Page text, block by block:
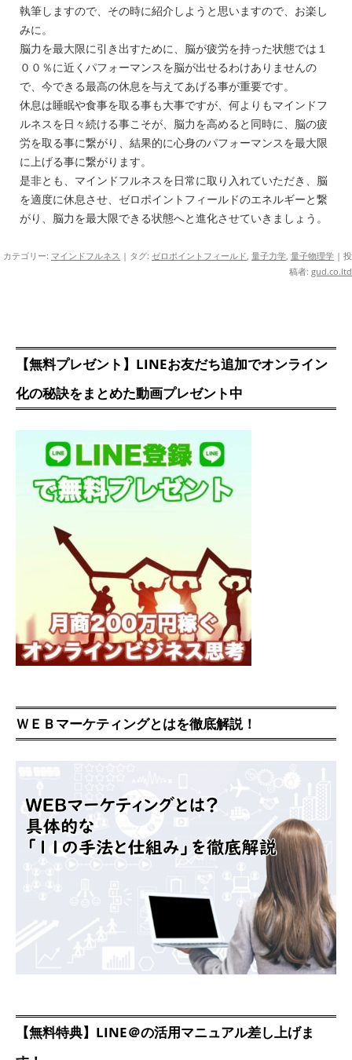
執筆しますので、その時に紹介しようと思いますので、お楽し
みに。
脳力を最大限に引き出すために、脳が疲労を持った状態では１
００％に近くパフォーマンスを脳が出せるわけありませんの
で、今できる最高の休息を与えてあげる事が重要です。
休息は睡眠や食事を取る事も大事ですが、何よりもマインドフ
ルネスを日々続ける事こそが、脳力を高めると同時に、脳の疲
労を取る事に繋がり、結果的に心身のパフォーマンスを最大限
に上げる事に繋がります。
是非とも、マインドフルネスを日常に取り入れていただき、脳
を適度に休息させ、ゼロポイントフィールドのエネルギーと繋
がり、脳力を最大限できる状態へと進化させていきましょう。
カテゴリー: マインドフルネス | タグ: ゼロポイントフィールド 量子力学 量子物理学 | 投
稿者: gud.co.ltd
【無料プレゼント】LINEお友だち追加でオンライン
化の秘訣をまとめた動画プレゼント中
ＷＥＢマーケティングとはを徹底解説！
【無料特典】LINE＠の活用マニュアル差し上げま